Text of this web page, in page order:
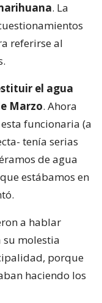
. La
referirse al
el agua
Marzo. Ahora
funcionaria (a
tenía serias
de agua
estábamos en
a hablar
su molestia
porque
haciendo los